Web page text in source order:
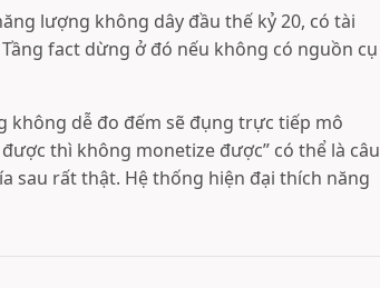
lượng không dây đầu thế kỷ 20, có tài
fact dừng ở đó nếu không có nguồn cụ
không dễ đo đếm sẽ đụng trực tiếp mô
thì không monetize được” có thể là câu
sau rất thật. Hệ thống hiện đại thích năng